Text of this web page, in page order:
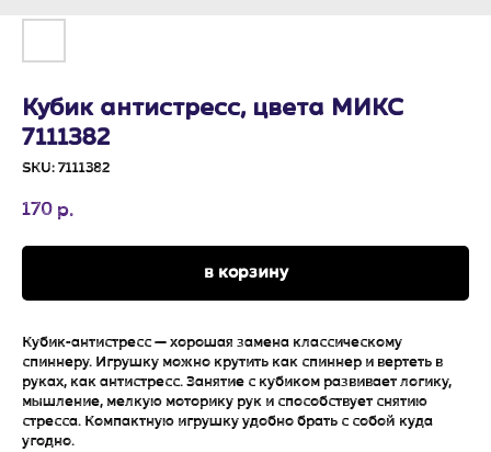
Кубик антистресс, цвета МИКС
7111382
SKU: 7111382
170 р.
в корзину
Кубик-антистресс — хорошая замена классическому
спиннеру. Игрушку можно крутить как спиннер и вертеть в
руках, как антистресс. Занятие с кубиком развивает логику,
мышление, мелкую моторику рук и способствует снятию
стресса. Компактную игрушку удобно брать с собой куда
угодно.